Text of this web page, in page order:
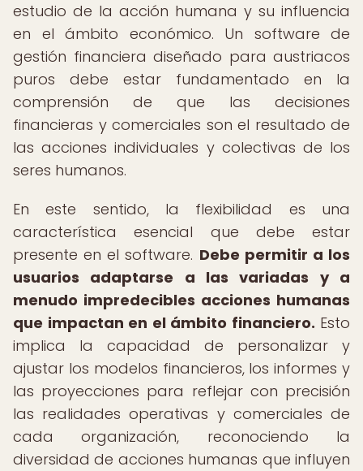
estudio de la acción humana y su influencia
en el ámbito económico. Un software de
gestión financiera diseñado para austriacos
puros debe estar fundamentado en la
comprensión de que las decisiones
financieras y comerciales son el resultado de
las acciones individuales y colectivas de los
seres humanos.
En este sentido, la flexibilidad es una
característica esencial que debe estar
presente en el software. Debe permitir a los
usuarios adaptarse a las variadas y a
menudo impredecibles acciones humanas
que impactan en el ámbito financiero. Esto
implica la capacidad de personalizar y
ajustar los modelos financieros, los informes y
las proyecciones para reflejar con precisión
las realidades operativas y comerciales de
cada organización, reconociendo la
diversidad de acciones humanas que influyen